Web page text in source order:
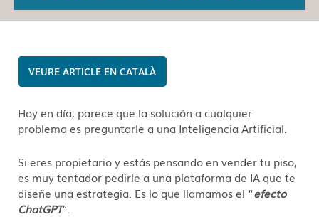
CATALÀ
Hoy en día, parece que la solución a cualquier
problema es preguntarle a una Inteligencia Artificial.
Si eres propietario y estás pensando en vender tu piso,
es muy tentador pedirle a una plataforma de IA que te
diseñe una estrategia. Es lo que llamamos el “efecto
ChatGPT“.